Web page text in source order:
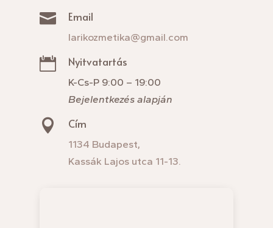
 Email
larikozmetika@gmail.com
 Nyitvatartás
K-Cs-P 9:00 – 19:00
Bejelentkezés alapján
 Cím
1134 Budapest,
Kassák Lajos utca 11-13.